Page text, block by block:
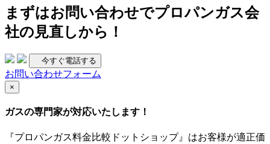
まずはお問い合わせでプロパンガス会
社の見直しから！
今すぐ電話する
お問い合わせフォーム
×
ガスの専門家が対応いたします！
『プロパンガス料金比較ドットショップ』はお客様が適正価